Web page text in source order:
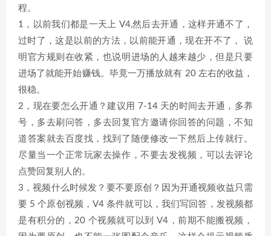
程。
1，以前我们都是一天上 V4,然后去开通，这样开通不了，
过时了，这是以前的方法，以前能开通，现在开不了， 说
明官方规则在收紧，也说明进场的人越来越少，但是只要
进场了就能开始赚钱。毕竟一万播放就有 20 左右的收益，
很稳。
2，现在要怎么开通？建议用 7-14 天的时间去开通，多养
号，多去刷问答，多去回复官方邀请你回答的问题，不知
道答案就去百度找，找到了随便修改一下然后上传就行。
尽量当一个正常玩家去操作，不要去发视频，可以去评论
点赞回复别人的。
3，视频什么时候发？要不要原创？因为开通视频收益只需
要 5 个原创视频，V4 条件就可以，我们写回答，发视频都
是有积分的，20 个视频就可以到 V4，前期不能搬视频，